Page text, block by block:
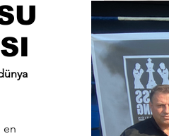
en